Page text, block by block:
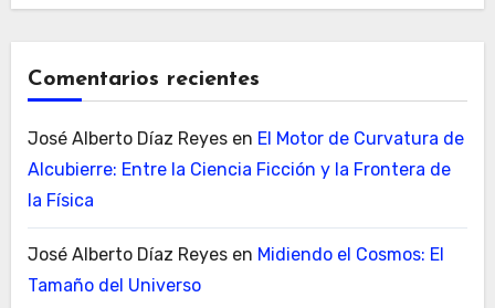
Comentarios recientes
José Alberto Díaz Reyesen El Motor de Curvatura de
Alcubierre: Entre la Ciencia Ficción y la Frontera de
la Física
José Alberto Díaz Reyesen Midiendo el Cosmos: El
Tamaño del Universo